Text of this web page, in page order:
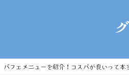
パフェメニューを紹介！コスパが良いって本